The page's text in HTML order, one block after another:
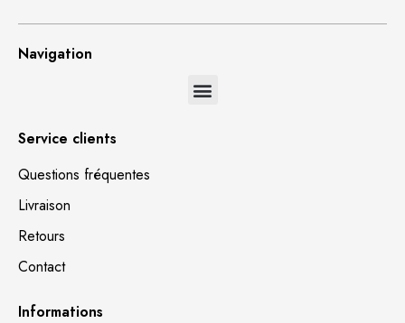
Navigation
Service clients
Questions fréquentes
Livraison
Retours
Contact
Informations